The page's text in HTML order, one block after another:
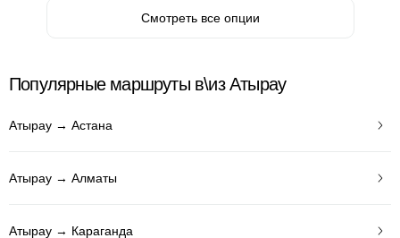
Смотреть все опции
Популярные маршруты в\из Атырау
Атырау → Астана
Атырау → Алматы
Атырау → Караганда